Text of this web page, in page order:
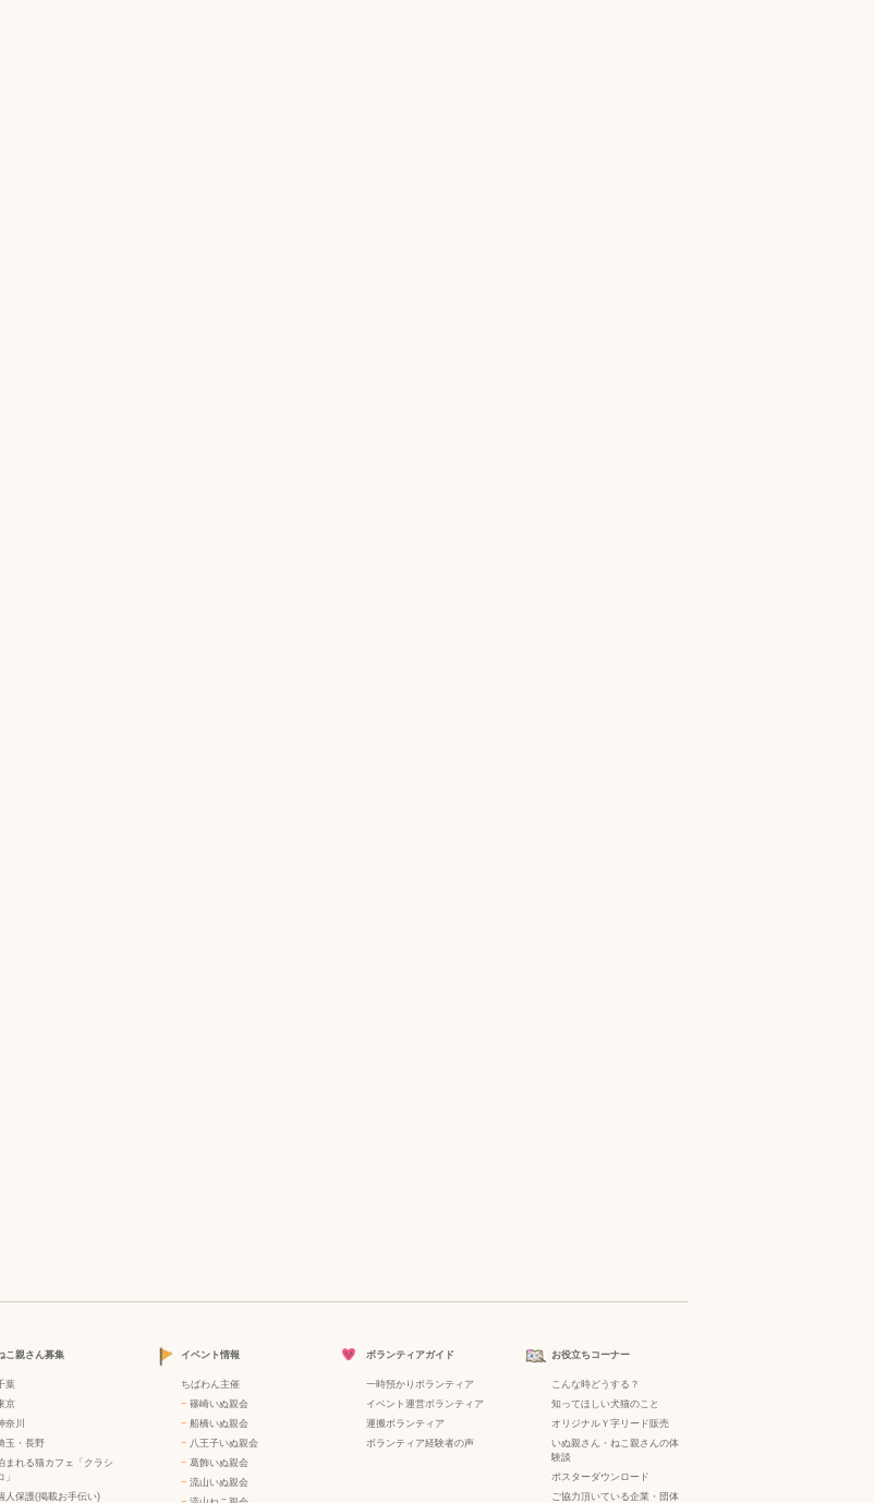
こ親さん募集
葉
京
奈川
玉・長野
まれる猫カフェ「クラシ
」
人保護(掲載お手伝い)
イベント情報
ちばわん主催
− 篠崎いぬ親会
− 船橋いぬ親会
− 八王子いぬ親会
− 葛飾いぬ親会
− 流山いぬ親会
ボランティアガイド
一時預かりボランティア
イベント運営ボランティア
運搬ボランティア
ボランティア経験者の声
お役立ちコーナー
こんな時どうする？
知ってほしい犬猫のこと
オリジナルＹ字リード販売
いぬ親さん・ねこ親さんの体
験談
ポスターダウンロード
ご協力頂いている企業・団体